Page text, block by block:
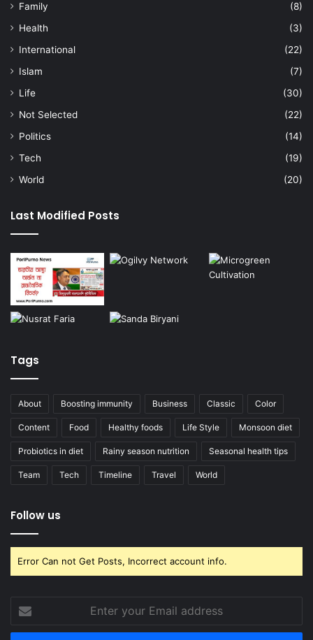
Family
(8)
Health
(3)
International
(22)
Islam
(7)
Life
(30)
Not Selected
(22)
Politics
(14)
Tech
(19)
World
(20)
Last Modified Posts
Tags
About Boosting immunity Business Classic Color
Content Food Healthy foods Life Style Monsoon diet
Probiotics in diet Rainy season nutrition Seasonal health tips
Team Tech Timeline Travel World
Follow us
Error Can not Get Posts, Incorrect account info.
your
Email